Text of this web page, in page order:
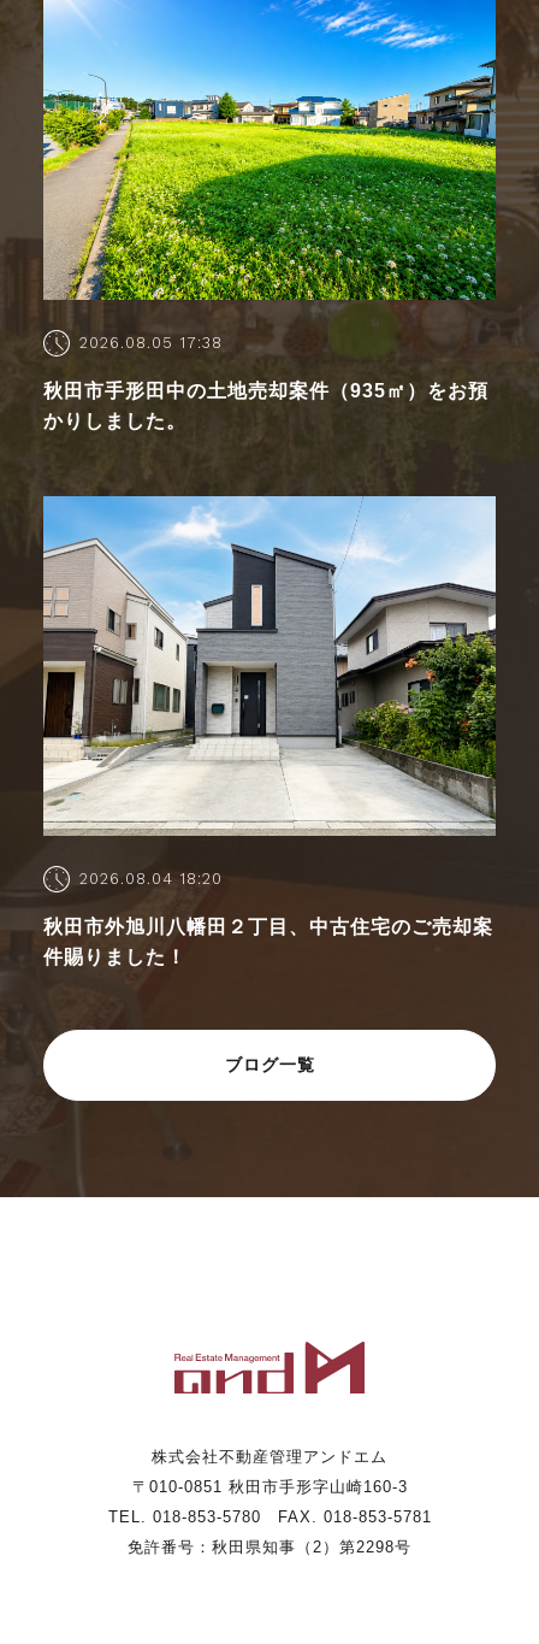
2026.08.05 17:38
秋田市手形田中の土地売却案件（935㎡）をお預
かりしました。
2026.08.04 18:20
秋田市外旭川八幡田２丁目、中古住宅のご売却案
件賜りました！
ブログ一覧
株式会社不動産管理アンドエム
〒010-0851 秋田市手形字山崎160-3
TEL. 018-853-5780 FAX. 018-853-5781
免許番号：秋田県知事（2）第2298号